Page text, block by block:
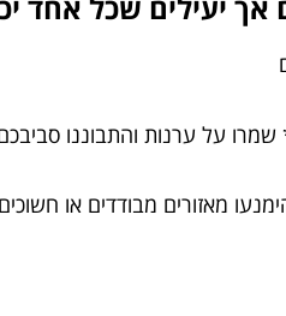
על ערנות והתבוננו
מאזורים מבודדים או